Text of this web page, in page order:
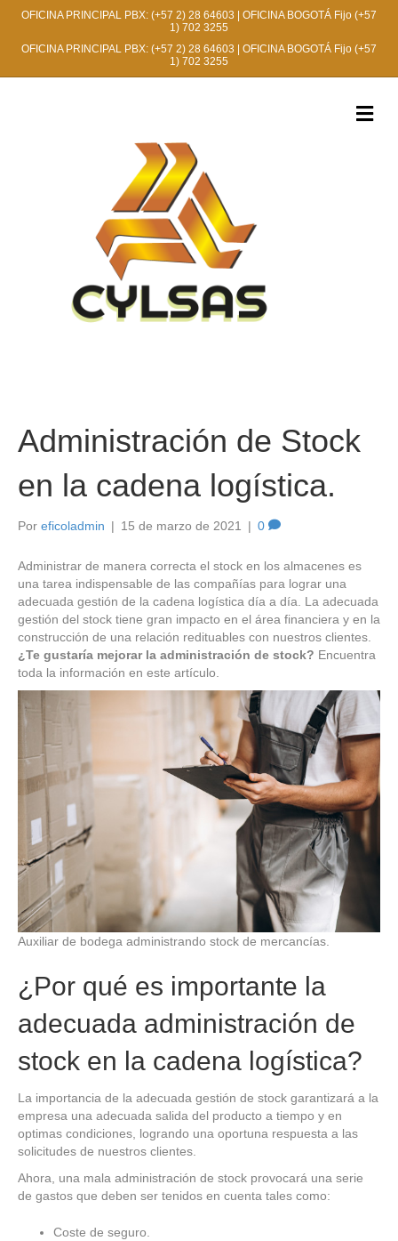
OFICINA PRINCIPAL PBX: (+57 2) 28 64603 | OFICINA BOGOTÁ Fijo (+57
1) 702 3255
OFICINA PRINCIPAL PBX: (+57 2) 28 64603 | OFICINA BOGOTÁ Fijo (+57
1) 702 3255
M
e
Administración de Stock
en la cadena logística.
Por eficoladmin | 15 de marzo de 2021 | 0
Administrar de manera correcta el stock en los almacenes es
una tarea indispensable de las compañías para lograr una
adecuada gestión de la cadena logística día a día. La adecuada
gestión del stock tiene gran impacto en el área financiera y en la
construcción de una relación redituables con nuestros clientes.
¿Te gustaría mejorar la administración de stock? Encuentra
toda la información en este artículo.
Auxiliar de bodega administrando stock de mercancías.
¿Por qué es importante la
adecuada administración de
stock en la cadena logística?
La importancia de la adecuada gestión de stock garantizará a la
empresa una adecuada salida del producto a tiempo y en
optimas condiciones, logrando una oportuna respuesta a las
solicitudes de nuestros clientes.
Ahora, una mala administración de stock provocará una serie
de gastos que deben ser tenidos en cuenta tales como:
Coste de seguro.